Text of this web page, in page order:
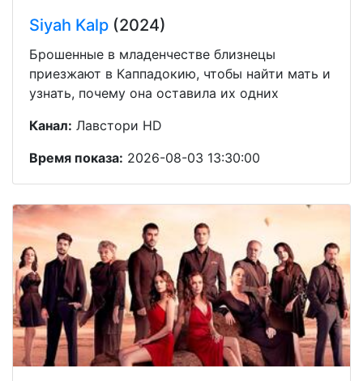
Siyah Kalp (2024)
Брошенные в младенчестве близнецы
приезжают в Каппадокию, чтобы найти мать и
узнать, почему она оставила их одних
Канал: Лавстори HD
Время показа: 2026-08-03 13:30:00